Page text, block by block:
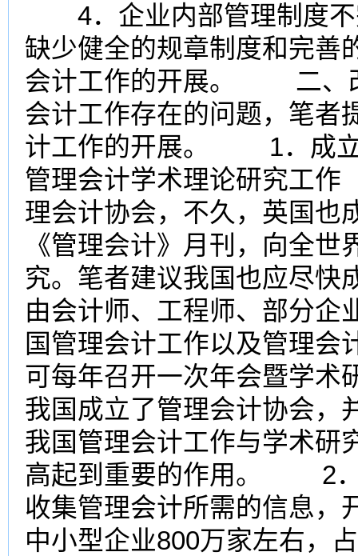
4．企业内部管理制度
缺少健全的规章制度和完善
会计工作的开展。 二、
会计工作存在的问题，笔者
计工作的开展。 1．成立
管理会计学术理论研究工
理会计协会，不久，英国也
《管理会计》月刊，向全
究。笔者建议我国也应尽快
由会计师、工程师、部分企
国管理会计工作以及管理会
可每年召开一次年会暨学术
我国成立了管理会计协会，
我国管理会计工作与学术研
高起到重要的作用。 2．
收集管理会计所需的信息
中小型企业800万家左右，